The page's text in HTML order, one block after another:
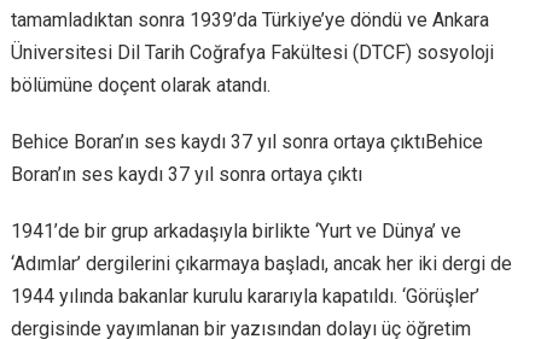
tamamladıktan sonra 1939’da Türkiye’ye döndü ve Ankara
Üniversitesi Dil Tarih Coğrafya Fakültesi (DTCF) sosyoloji
bölümüne doçent olarak atandı.
Behice Boran’ın ses kaydı 37 yıl sonra ortaya çıktıBehice
Boran’ın ses kaydı 37 yıl sonra ortaya çıktı
1941’de bir grup arkadaşıyla birlikte ‘Yurt ve Dünya’ ve
‘Adımlar’ dergilerini çıkarmaya başladı, ancak her iki dergi de
1944 yılında bakanlar kurulu kararıyla kapatıldı. ‘Görüşler’
dergisinde yayımlanan bir yazısından dolayı üç öğretim